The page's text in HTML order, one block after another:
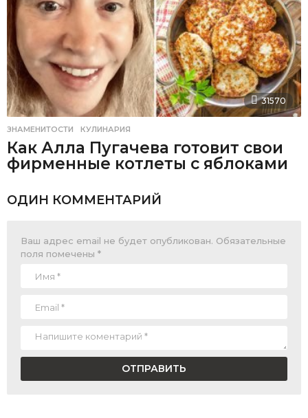
31570
ЗНАМЕНИТОСТИ ,КУЛИНАРИЯ
Как Алла Пугачева готовит свои
фирменные котлеты с яблоками
ОДИН КОММЕНТАРИЙ
Ваш адрес email не будет опубликован. Обязательные
поля помечены *